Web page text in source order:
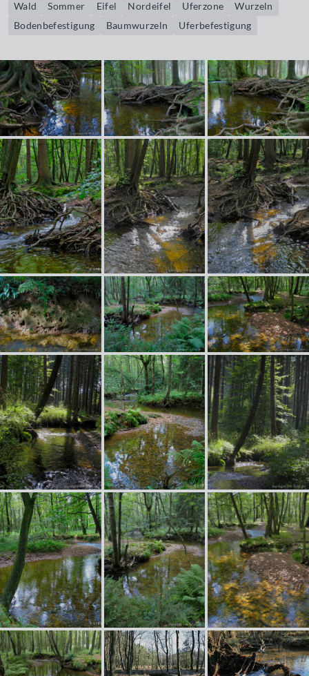
Wald
Sommer Eifel Nordeifel Uferzone
Wurzeln
Bodenbefestigung
Baumwurzeln Uferbefestigung